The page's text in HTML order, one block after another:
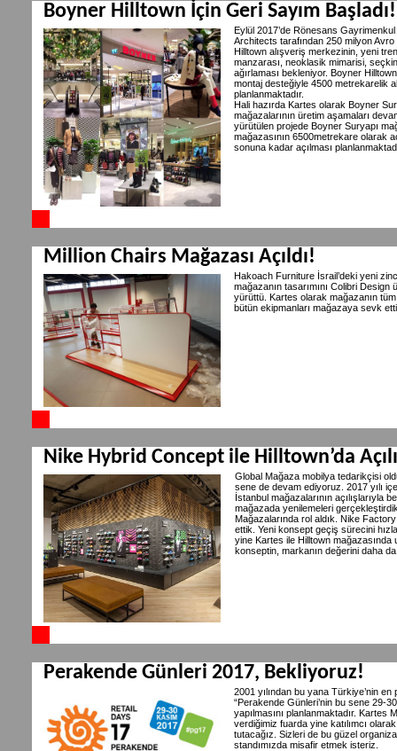
Boyner Hilltown İçin Geri Sayım Başladı!
Eylül 2017’de Rönesans
Architects tarafından 250 milyon Avro
Hilltown alışveriş merkezinin, yeni
manzarası, neoklasik mimarisi,
ağırlaması bekleniyor. Boyner
montaj desteğiyle 4500 metrekarelik
planlanmaktadır.
Hali hazırda Kartes olarak Boyner
mağazalarının üretim aşamaları
yürütülen projede Boyner Suryapı
mağazasının 6500metrekare olarak
sonuna kadar açılması
Million Chairs Mağazası Açıldı!
Hakoach Furniture İsrail’deki yeni
mağazanın tasarımını Colibri
yürüttü. Kartes olarak mağazanın
bütün ekipmanları mağazaya sevk
Nike Hybrid Concept ile Hilltown’da
Global Mağaza mobilya tedarikçisi
sene de devam ediyoruz. 2017 yılı
İstanbul mağazalarının açılışlarıyla
mağazada yenilemeleri
Mağazalarında rol aldık. Nike
ettik. Yeni konsept geçiş sürecini
yine Kartes ile Hilltown mağazasında
konseptin, markanın değerini daha
Perakende Günleri 2017, Bekliyoruz!
2001 yılından bu yana Türkiye’nin
“Perakende Günleri’nin bu sene 29-
yapılmasını planlanmaktadır. Kartes
verdiğimiz fuarda yine katılımcı
tutacağız. Sizleri de bu güzel
standımızda misafir etmek isteriz.